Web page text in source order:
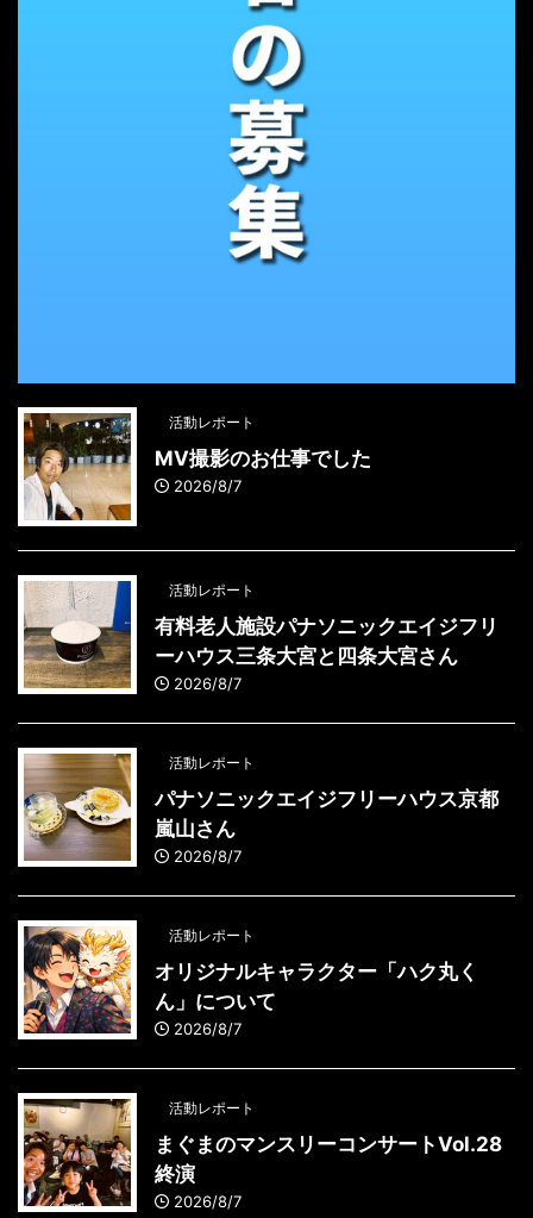
活動レポート
MV撮影のお仕事でした
2026/8/7
活動レポート
有料老人施設パナソニックエイジフリ
ーハウス三条大宮と四条大宮さん
2026/8/7
活動レポート
パナソニックエイジフリーハウス京都
嵐山さん
2026/8/7
活動レポート
オリジナルキャラクター「ハク丸く
ん」について
2026/8/7
活動レポート
まぐまのマンスリーコンサートVol.28
終演
2026/8/7